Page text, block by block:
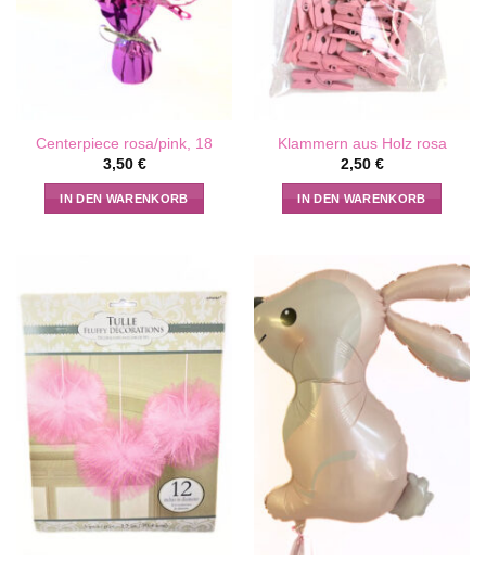
Centerpiece rosa/pink, 18
3,50 €
IN DEN WARENKORB
Klammern aus Holz rosa
2,50 €
IN DEN WARENKORB